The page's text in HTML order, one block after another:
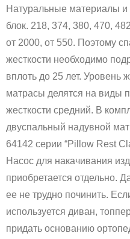
Натуральные материалы
блок. 218, 374, 380, 470,
от 2000, от 550. Поэтому
жесткости необходимо
вплоть до 25 лет. Уровень
матрасы делятся на виды
жесткости средний. В
двуспальный надувной
64142 серии “Pillow Rest
Насос для накачивания
приобретается отдельно.
ее не трудно починить.
используется диван,
придать основанию